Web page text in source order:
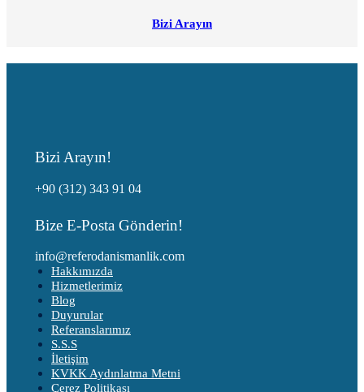
Bizi Arayın
Bizi Arayın!
+90 (312) 343 91 04
Bize E-Posta Gönderin!
info@referodanismanlik.com
Hakkımızda
Hizmetlerimiz
Blog
Duyurular
Referanslarımız
S.S.S
İletişim
KVKK Aydınlatma Metni
Çerez Politikası